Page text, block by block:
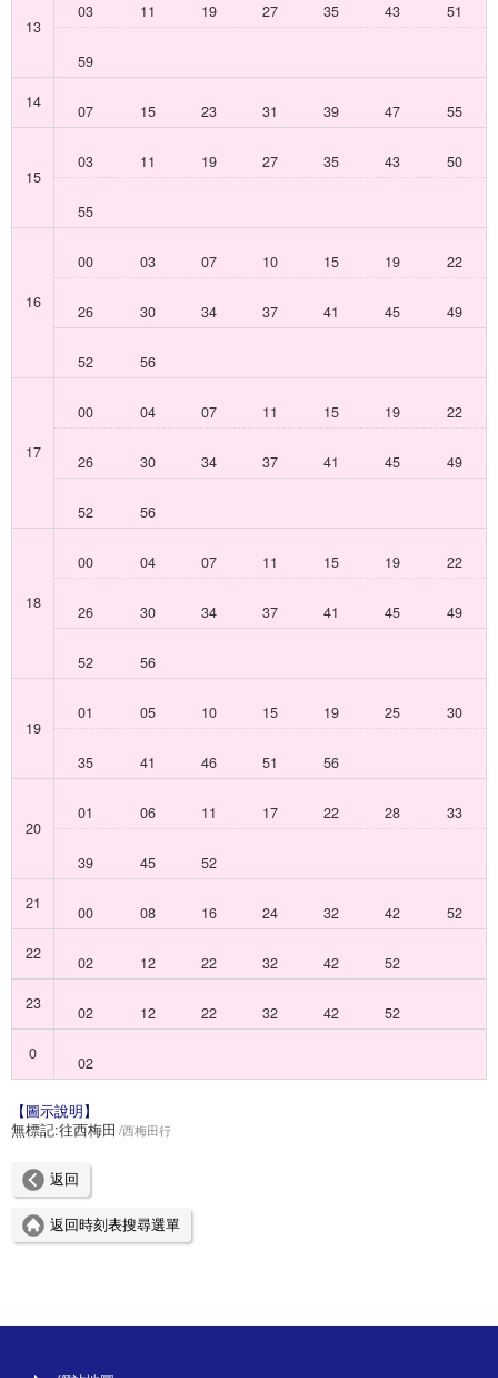
13
03 11 19 27 35 43 51
59
14
07 15 23 31 39 47 55
15
03 11 19 27 35 43 50
55
16
00 03 07 10 15 19 22
26 30 34 37 41 45 49
52 56
17
00 04 07 11 15 19 22
26 30 34 37 41 45 49
52 56
18
00 04 07 11 15 19 22
26 30 34 37 41 45 49
52 56
19
01 05 10 15 19 25 30
35 41 46 51 56
20
01 06 11 17 22 28 33
39 45
52
21
00 08 16 24 32 42
52
22
02 12 22 32 42
52
23
02 12 22 32 42
52
0
02
【圖示說明】
無標記:往西梅田 西梅田行
返回
返回時刻表搜尋選單